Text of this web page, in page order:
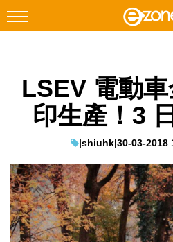
Facebook Instagram
科技焦點
遊戲動漫
教學評測
EduTech
LSEV 電動
印生產！3
|shiuhk|30-03-2018